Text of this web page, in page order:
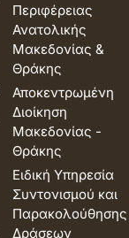
Περιφέρειας
Ανατολικής
Μακεδονίας &
Θράκης
Αποκεντρωμένη
Διοίκηση
Μακεδονίας -
Θράκης
Ειδική Υπηρεσία
Συντονισμού και
Παρακολούθησης
Δράσεων